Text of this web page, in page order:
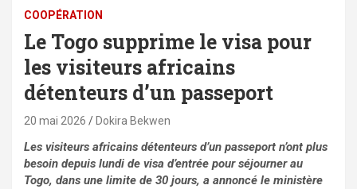
⁠COOPÉRATION
Le Togo supprime le visa pour
les visiteurs africains
détenteurs d’un passeport
20 mai 2026 Dokira Bekwen
Les visiteurs africains détenteurs d’un passeport n’ont plus
besoin depuis lundi de visa d’entrée pour séjourner au
Togo, dans une limite de 30 jours, a annoncé le ministère